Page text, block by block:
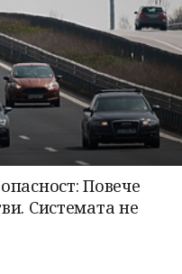
Повече
Системата не